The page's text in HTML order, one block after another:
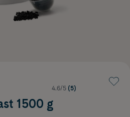
4.6/5 (5)
1500 g